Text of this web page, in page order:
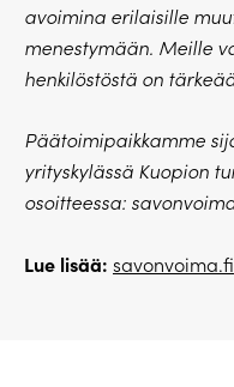
avoimina erilaisille
menestymään. Meille
henkilöstöstä on
Päätoimipaikkamme
yrityskylässä Kuopion
osoitteessa:
Lue lisää: savonvoima.fi